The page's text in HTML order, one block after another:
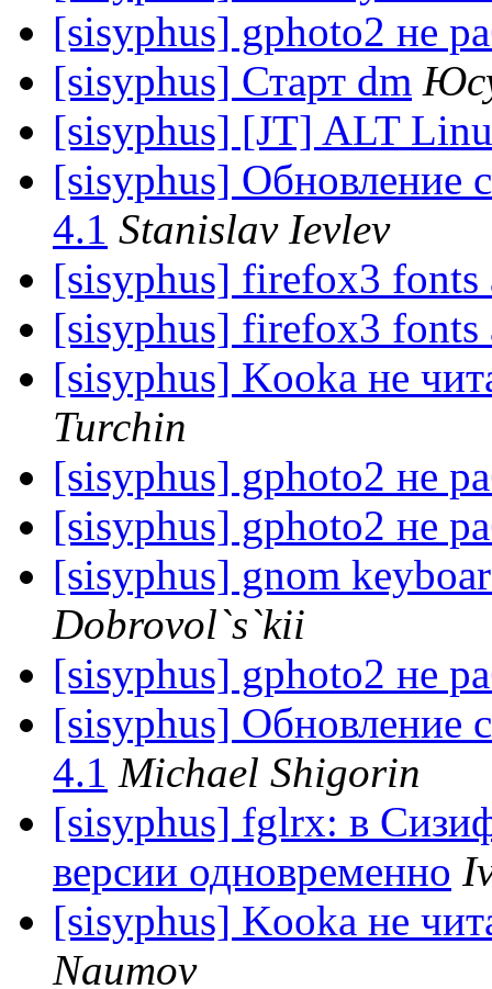
[sisyphus] gphoto2 не
[sisyphus] Старт dm
[sisyphus] [JT] ALT
[sisyphus] Обновление
4.1 Stanislav Ievlev
[sisyphus] firefox3 fonts
[sisyphus] firefox3 fonts
[sisyphus] Kooka не
Turchin
[sisyphus] gphoto2 не
[sisyphus] gphoto2 не
[sisyphus] gnom
Dobrovol`s`kii
[sisyphus] gphoto2 не
[sisyphus] Обновление
4.1 Michael Shigorin
[sisyphus] fglrx: в
версии одновременно
[sisyphus] Kooka не
Naumov